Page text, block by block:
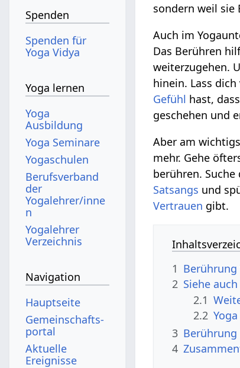
sondern weil sie
Auch im
Das Berühren
weiterzugehen.
hinein. Lass
Gefühl hast,
geschehen und
Aber am
mehr. Gehe
berühren. Suche
Satsangs und
Vertrauen gibt.
1
2 Siehe auch
2.1
2.2
3
4
Spenden
Spenden für
Yoga Vidya
Yoga lernen
Yoga
Ausbildung
Yoga Seminare
Yogaschulen
Berufsverband
der
Yogalehrer/inne
n
Yogalehrer
Verzeichnis
Navigation
Hauptseite
Gemeinschafts­
portal
Aktuelle
Ereignisse